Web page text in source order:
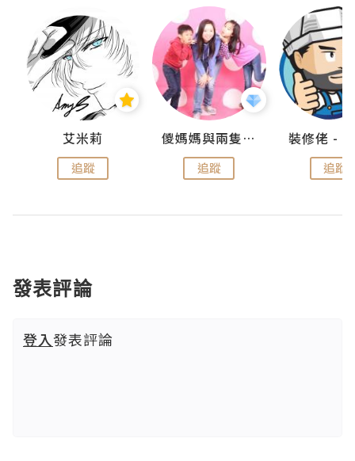
艾米莉
追蹤
儍媽媽與兩隻小魔怪之家
追蹤 追蹤
發表評論
登入發表評論